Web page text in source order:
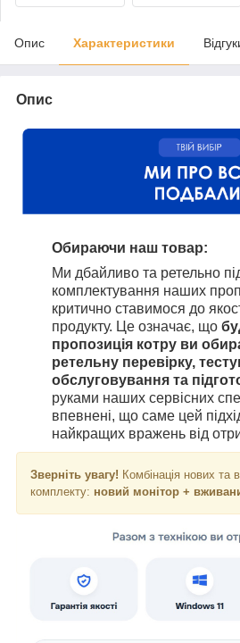
Опис Характеристики
Опис
Обираючи наш товар:
Ми дбайливо та ретельно
комплектування наших
критично ставимося до
продукту. Це означає, що
пропозиція котру ви
ретельну перевірку,
обслуговування та
руками наших сервісних
впевнені, що саме цей
найкращих вражень від
Зверніть увагу! Комбінація нових та
комплекту: новий монітор +